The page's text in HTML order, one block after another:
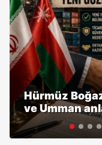
Hürmüz
ve Umman